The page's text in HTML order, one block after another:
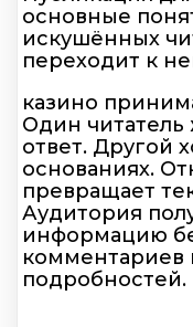
основные
искушённых
переходит к
казино
Один читатель
ответ. Другой
основаниях.
превращает
Аудитория
информацию
комментариев
подробностей.